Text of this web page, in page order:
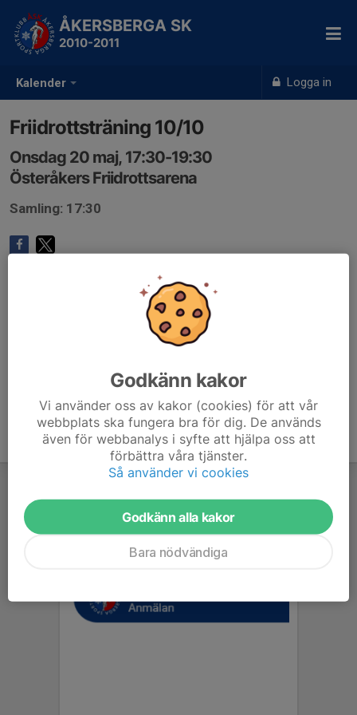
Kalender Logga in
ÅKERSBERGA SK
2010-2011
Friidrottsträning 10/10
Onsdag 20 maj, 17:30-19:30
Österåkers Friidrottsarena
Samling: 17:30
Godkänn kakor
Vi använder oss av kakor (cookies) för att vår
webbplats ska fungera bra för dig. De används
även för webbanalys i syfte att hjälpa oss att
förbättra våra tjänster.
Så använder vi cookies
Godkänn alla kakor
Bara nödvändiga